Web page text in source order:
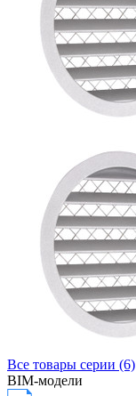
Все товары серии (6)
BIM-модели